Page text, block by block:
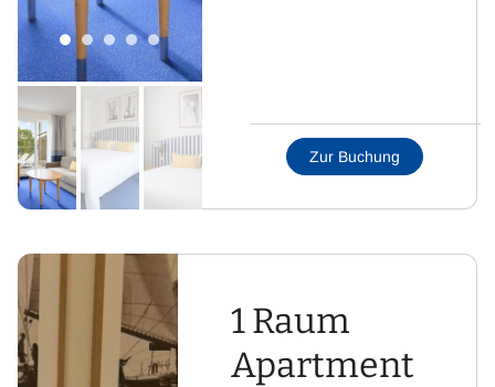
Essbereich
Badezimmer mit WC
mit Sat-TV
Zur Buchung
1 Raum
Apartment